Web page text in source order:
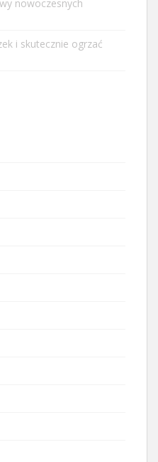
nowoczesnych
i skutecznie ogrzać